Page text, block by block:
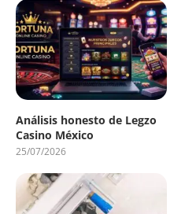
Análisis honesto de Legzo
Casino México
25/07/2026